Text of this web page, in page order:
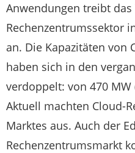
Anwendungen treibt
Rechenzentrumssektor
an. Die Kapazitäten von
haben sich in den
verdoppelt: von 470 MW
Aktuell machten Cloud-
Marktes aus. Auch der
Rechenzentrumsmarkt